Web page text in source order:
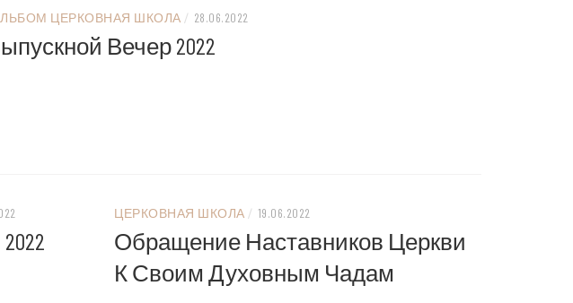
ЦЕРКОВНАЯ ШКОЛА / 28.06.2022
Вечер 2022
ЦЕРКОВНАЯ ШКОЛА / 19.06.2022
Обращение Наставников Церкви
К Своим Духовным Чадам